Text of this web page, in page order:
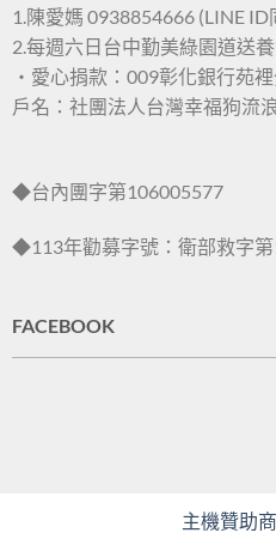
1.陳愛媽 0938854666 (LINE ID
2.每週六日台中勤美綠園道送
・愛心捐款：009彰化銀行苑
戶名：社團法人台灣幸福狗流
◆台內團字第106005577
◆113年勸募字號：衛部救字
FACEBOOK
主機贊助